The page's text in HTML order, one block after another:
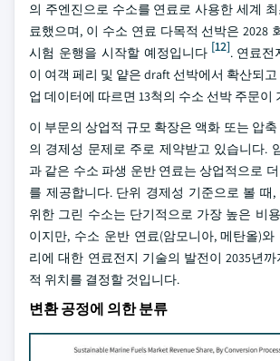
의 주엔진으로 수소를 연료로 사용한 세계
료했으며, 이 수소 연료 다목적 선박은 2028
시험 운행을 시작할 예정입니다 [12]. 연료전
이 여객 페리 및 얕은 draft 선박에서 확산되고
업 데이터에 따르면 13척의 수소 선박 주문이
이 부문의 상업적 규모 확장은 액화 또는 압
의 경제성 문제로 주로 제약받고 있습니다.
과 같은 수소 파생 운반 연료는 상업적으로
를 제공합니다. 단위 경제성 기준으로 볼 때
위한 그린 수소는 단기적으로 가장 높은 비
이지만, 수소 운반 연료(암모니아, 메탄올)
리에 대한 연료전지 기술의 발전이 2035년
적 위치를 결정할 것입니다.
변환 공정에 의한 분류